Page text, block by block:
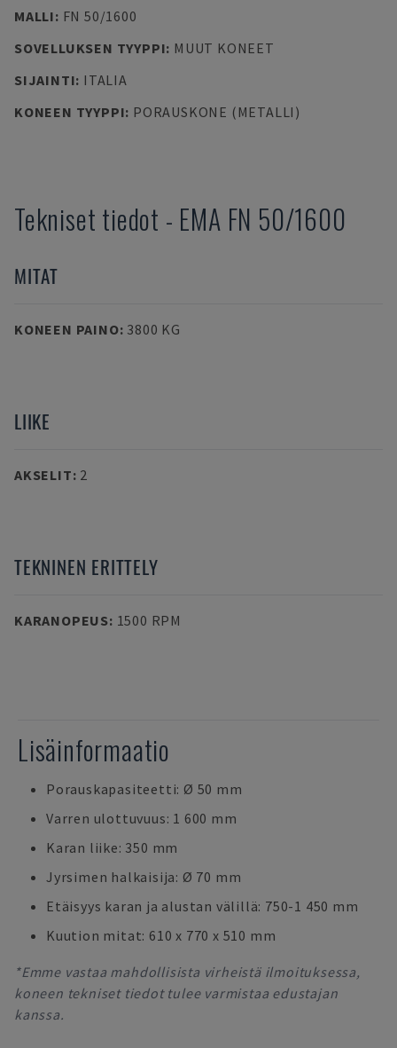
MALLI: FN 50/1600
SOVELLUKSEN TYYPPI: MUUT KONEET
SIJAINTI: ITALIA
KONEEN TYYPPI: PORAUSKONE (METALLI)
Tekniset tiedot - EMA FN 50/1600
MITAT
KONEEN PAINO: 3800 KG
LIIKE
AKSELIT: 2
TEKNINEN ERITTELY
KARANOPEUS: 1500 RPM
Lisäinformaatio
Porauskapasiteetti: Ø 50 mm
Varren ulottuvuus: 1 600 mm
Karan liike: 350 mm
Jyrsimen halkaisija: Ø 70 mm
Etäisyys karan ja alustan välillä: 750-1 450 mm
Kuution mitat: 610 x 770 x 510 mm
*Emme vastaa mahdollisista virheistä ilmoituksessa,
koneen tekniset tiedot tulee varmistaa edustajan
kanssa.